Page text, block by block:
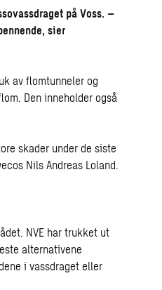
på Voss. –
sier
av flomtunneler og
Den inneholder også
skader under de siste
Nils Andreas Loland.
NVE har trukket ut
alternativene
i vassdraget eller